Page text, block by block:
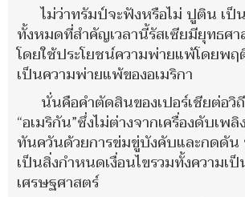
ไม่ว่าทรัมป์จะฟังหรือไม่ ปูติน เป็
ทั้งหมดที่สำคัญเวลานี้รัสเซียมียุทธศา
โดยใช้ประโยชน์ความพ่ายแพ้โดยพ
เป็นความพ่ายแพ้ของอเมริกา
นั่นคือคำตัดสินของเปอร์เชียต่อวิ
“อเมริกัน”ซึ่งไม่ต่างจากเครื่องดับเพ
ทันควันด้วยการข่มขู่บังคับและกดดั
เป็นสิ่งกำหนดเงื่อนไขรวมทั้งความเ
เศรษฐศาสตร์